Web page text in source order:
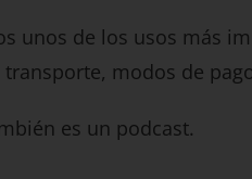
unos de los usos más
transporte, modos de
es un podcast.